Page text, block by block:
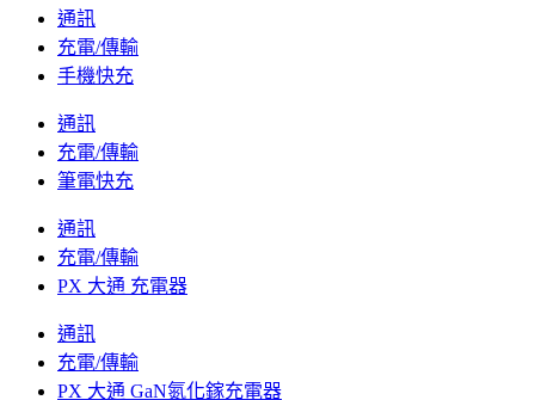
通訊
充電/傳輸
手機快充
通訊
充電/傳輸
筆電快充
通訊
充電/傳輸
PX 大通 充電器
通訊
充電/傳輸
PX 大通 GaN氮化鎵充電器